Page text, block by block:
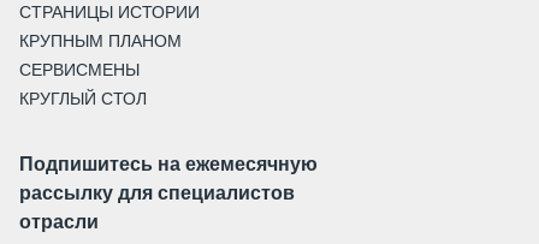
СТРАНИЦЫ ИСТОРИИ
КРУПНЫМ ПЛАНОМ
СЕРВИСМЕНЫ
КРУГЛЫЙ СТОЛ
Подпишитесь на ежемесячную
рассылку для специалистов
отрасли